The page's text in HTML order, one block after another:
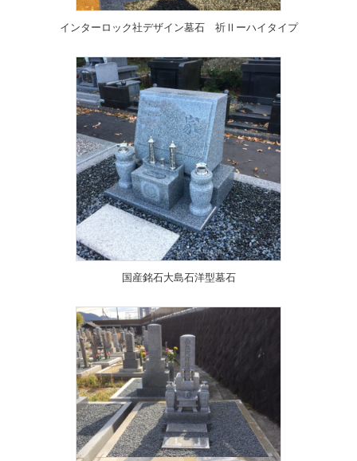
インターロック社デザイン墓石 祈Ⅱーハイタイプ
国産銘石大島石洋型墓石